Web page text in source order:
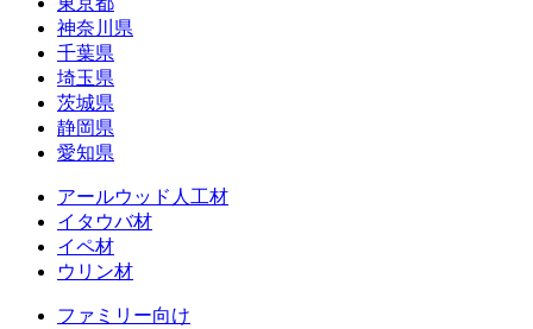
神奈川県
千葉県
埼玉県
茨城県
静岡県
愛知県
アールウッド人工材
イタウバ材
イペ材
ウリン材
ファミリー向け